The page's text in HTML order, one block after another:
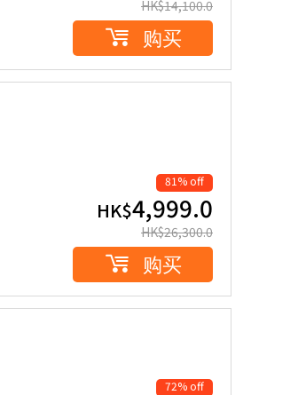
HK$14,100.0
购买
81% off
HK$4,999.0
HK$26,300.0
购买
72% off